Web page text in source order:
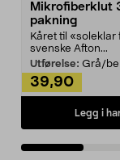
Mikrofiberklut
pakning
Kåret til «soleklar
svenske Afton...
Utførelse: Grå/
39,90
Legg i